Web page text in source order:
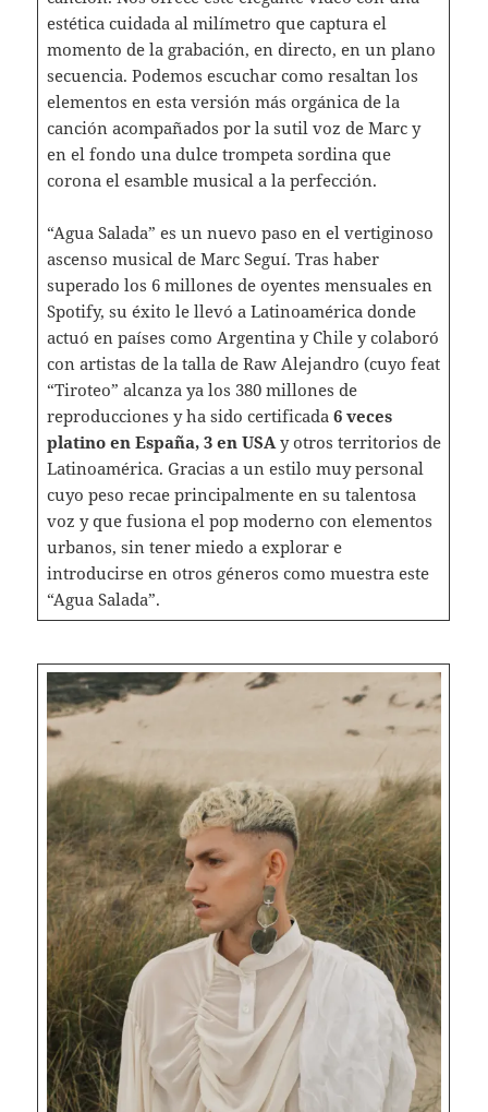
estética cuidada al milímetro que captura el
momento de la grabación, en directo, en un plano
secuencia. Podemos escuchar como resaltan los
elementos en esta versión más orgánica de la
canción acompañados por la sutil voz de Marc y
en el fondo una dulce trompeta sordina que
corona el esamble musical a la perfección.
“Agua Salada” es un nuevo paso en el vertiginoso
ascenso musical de Marc Seguí. Tras haber
superado los 6 millones de oyentes mensuales en
Spotify, su éxito le llevó a Latinoamérica donde
actuó en países como Argentina y Chile y colaboró
con artistas de la talla de Raw Alejandro (cuyo feat
“Tiroteo” alcanza ya los 380 millones de
reproducciones y ha sido certificada 6 veces
platino en España, 3 en USAy otros territorios de
Latinoamérica. Gracias a un estilo muy personal
cuyo peso recae principalmente en su talentosa
voz y que fusiona el pop moderno con elementos
urbanos, sin tener miedo a explorar e
introducirse en otros géneros como muestra este
“Agua Salada”.